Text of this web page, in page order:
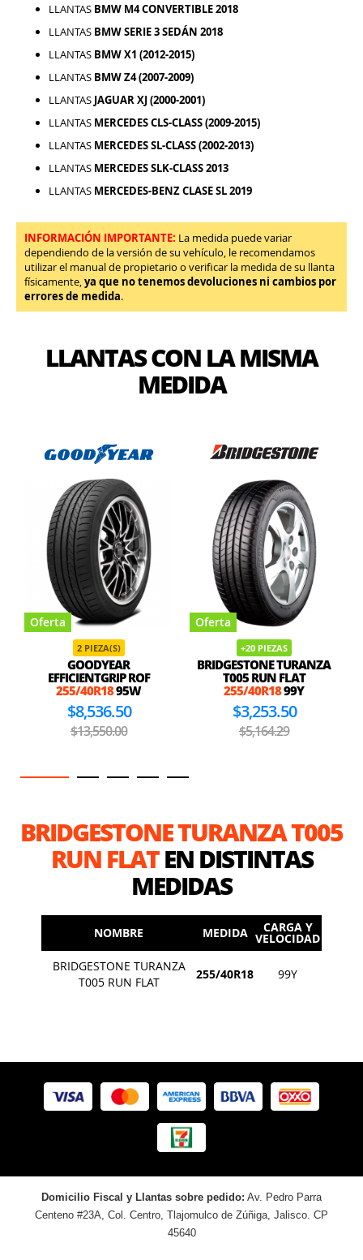
LLANTAS BMW M4 CONVERTIBLE 2018
LLANTAS BMW SERIE 3 SEDÁN 2018
LLANTAS BMW X1 (2012-2015)
LLANTAS BMW Z4 (2007-2009)
LLANTAS JAGUAR XJ (2000-2001)
LLANTAS MERCEDES CLS-CLASS (2009-2015)
LLANTAS MERCEDES SL-CLASS (2002-2013)
LLANTAS MERCEDES SLK-CLASS 2013
LLANTAS MERCEDES-BENZ CLASE SL 2019
INFORMACIÓN IMPORTANTE: La medida puede variar
dependiendo de la versión de su vehículo, le recomendamos
utilizar el manual de propietario o verificar la medida de su llanta
físicamente,ya que no tenemos devoluciones ni cambios por
errores de medida.
LLANTAS CON LA MISMA
MEDIDA
Oferta
2 PIEZA(S)
GOODYEAR
EFFICIENTGRIP ROF
255/40R1895W
$8,536.50
$13,550.00
Oferta
+20 PIEZAS
BRIDGESTONE TURANZA
T005 RUN FLAT
255/40R1899Y
$3,253.50
$5,164.29
BRIDGESTONE TURANZA T005
RUN FLATEN DISTINTAS
MEDIDAS
NOMBRE MEDIDA CARGA Y
VELOCIDAD
BRIDGESTONE TURANZA
T005 RUN FLAT
255/40R18 99Y
Domicilio Fiscal y Llantas sobre pedido: Av. Pedro Parra
Centeno #23A, Col. Centro, Tlajomulco de Zúñiga, Jalisco. CP
45640